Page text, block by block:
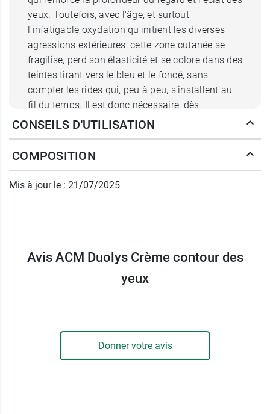
yeux. Toutefois, avec l'âge, et surtout
l'infatigable oxydation qu'initient les diverses
agressions extérieures, cette zone cutanée se
fragilise, perd son élasticité et se colore dans des
teintes tirant vers le bleu et le foncé, sans
compter les rides qui, peu à peu, s'installent au
fil du temps. Il est donc nécessaire, dès
l'apparition de ces premiers signes, de réagir et
Quelles sont les propriétés de la
crème contour des yeux Duolys
neutralisation des radicaux libres, responsables
de l'oxydation, et par stimulation de la
renouvellement de la peau. D'autre part, des
peptides finement sélectionnés ajoutent de la
CONSEILS D'UTILISATION
COMPOSITION
Mis à jour le : 21/07/2025
Avis ACM Duolys Crème contour des
yeux
Donner votre avis